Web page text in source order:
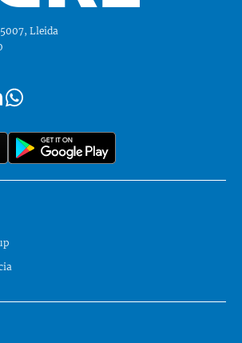
Lleida
Segueix-
a::
LinkedinWhatsapp